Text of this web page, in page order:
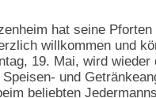
hat seine
willkommen und
19. Mai, wird
Speisen- und
beliebten